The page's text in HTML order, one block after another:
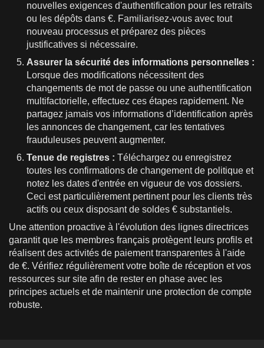
nouvelles exigences d'authentification pour les retraits
ou les dépôts dans €. Familiarisez-vous avec tout
nouveau processus et préparez des pièces
justificatives si nécessaire.
Assurer la sécurité des informations personnelles :
Lorsque des modifications nécessitent des
changements de mot de passe ou une authentification
multifactorielle, effectuez ces étapes rapidement. Ne
partagez jamais vos informations d’identification après
les annonces de changement, car les tentatives
frauduleuses peuvent augmenter.
Tenue de registres : Téléchargez ou enregistrez
toutes les confirmations de changement de politique et
notez les dates d'entrée en vigueur de vos dossiers.
Ceci est particulièrement pertinent pour les clients très
actifs ou ceux disposant de soldes € substantiels.
Une attention proactive à l'évolution des lignes directrices
garantit que les membres français protègent leurs profils et
réalisent des activités de paiement transparentes à l'aide
de €. Vérifiez régulièrement votre boîte de réception et vos
ressources sur site afin de rester en phase avec les
principes actuels et de maintenir une protection de compte
robuste.